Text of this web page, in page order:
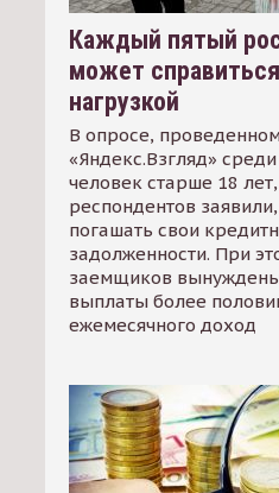
Каждый пятый
может
нагрузкой
В опросе,
«Яндекс.Взгляд»
человек старше 18
респондентов
погашать свои
задолженности. При
заемщиков вынуждены
выплаты более
ежемесячного доход